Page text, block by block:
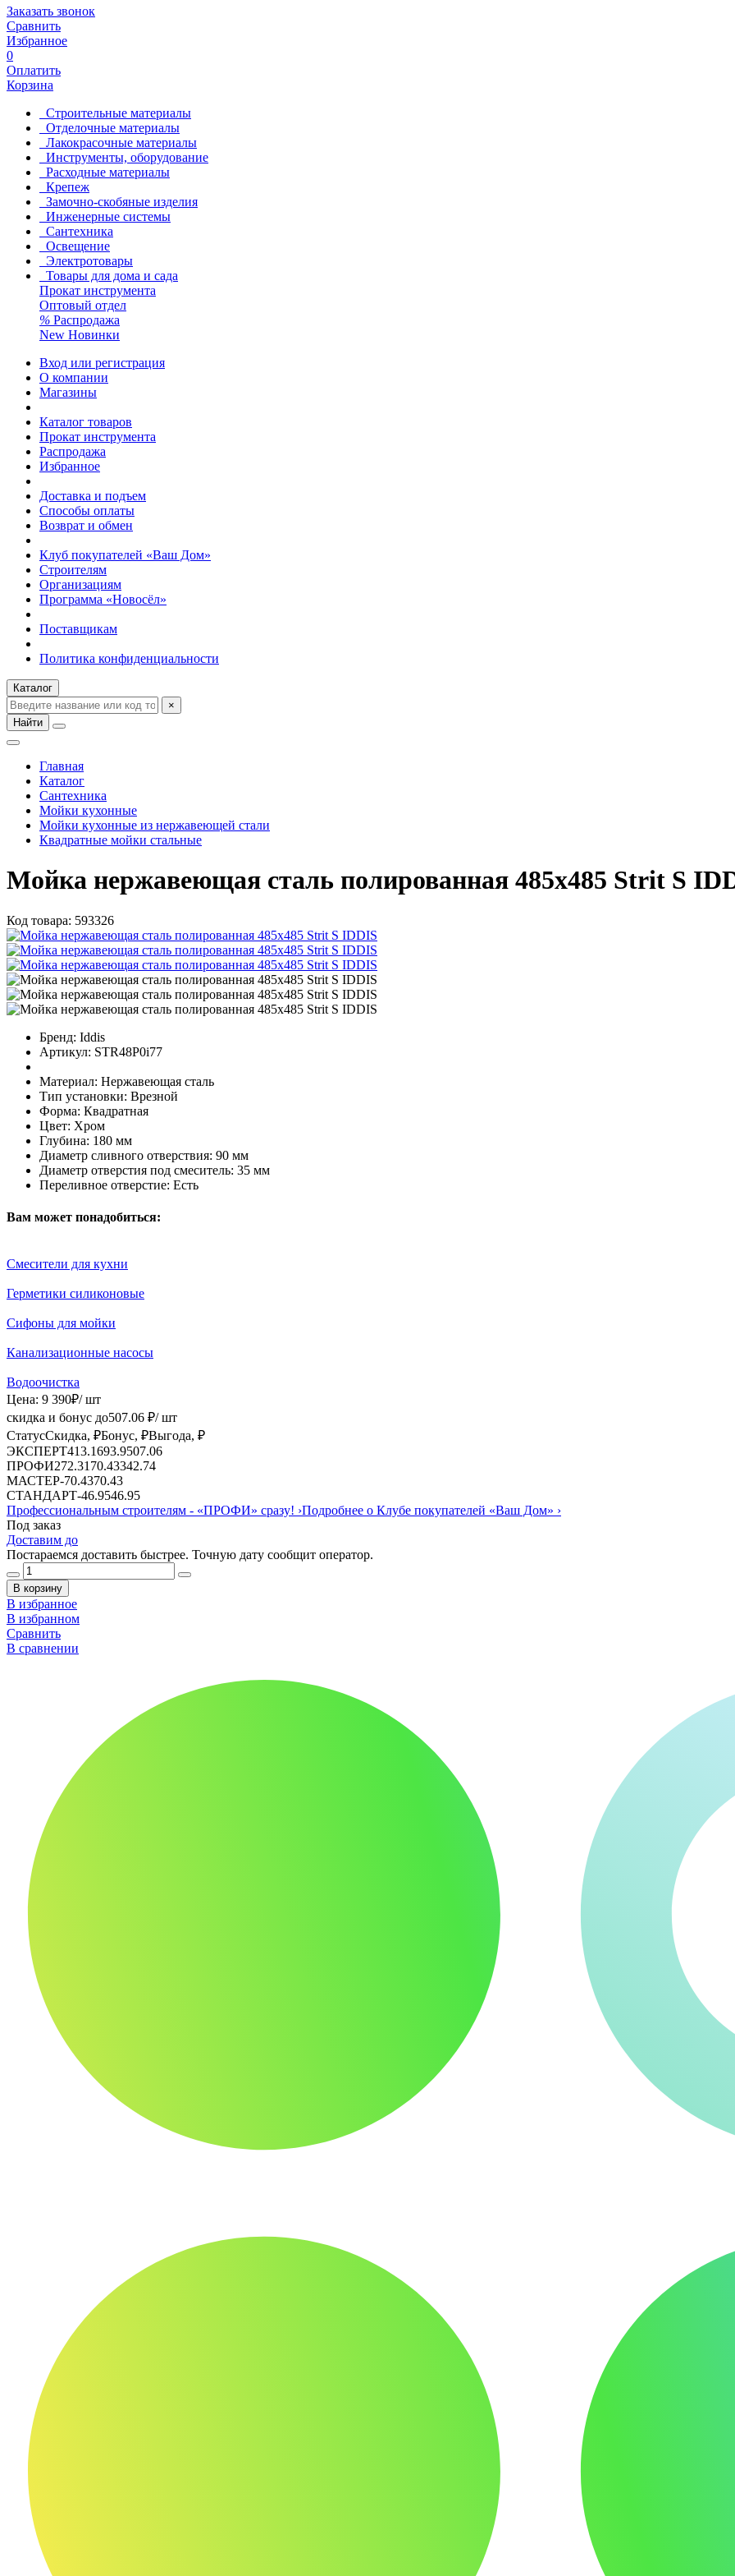
Заказать звонок
Сравнить
Избранное
0
Оплатить
Корзина
Строительные материалы
Отделочные материалы
Лакокрасочные материалы
Инструменты, оборудование
Расходные материалы
Крепеж
Замочно-скобяные изделия
Инженерные системы
Сантехника
Освещение
Электротовары
Товары для дома и сада
Прокат инструмента
Оптовый отдел
% Распродажа
New Новинки
Вход или регистрация
О компании
Магазины
Каталог товаров
Прокат инструмента
Распродажа
Избранное
Доставка и подъем
Способы оплаты
Возврат и обмен
Клуб покупателей «Ваш Дом»
Строителям
Организациям
Программа «Новосёл»
Поставщикам
Политика конфиденциальности
Каталог
×
Найти
Главная
Каталог
Сантехника
Мойки кухонные
Мойки кухонные из нержавеющей стали
Квадратные мойки стальные
Мойка нержавеющая сталь полированная 485х485 Strit S
Код товара: 593326
Бренд: Iddis
Артикул: STR48P0i77
Материал: Нержавеющая сталь
Тип установки: Врезной
Форма: Квадратная
Цвет: Хром
Глубина: 180 мм
Диаметр сливного отверствия: 90 мм
Диаметр отверстия под смеситель: 35 мм
Переливное отверстие: Есть
Вам может понадобиться:
Смесители для кухни
Герметики силиконовые
Сифоны для мойки
Канализационные насосы
Водоочистка
Цена: 9 390₽/ шт
скидка и бонус до507.06 ₽/ шт
СтатусСкидка, ₽Бонус, ₽Выгода, ₽
ЭКСПЕРТ413.1693.9507.06
ПРОФИ272.31 70.43342.74
МАСТЕР-70.4370.43
СТАНДАРТ-46.9546.95
Профессиональным строителям - «ПРОФИ» сразу! ›Подробнее о Клубе покупателей «Ваш Дом» ›
Под заказ
Доставим до
Постараемся доставить быстрее. Точную дату сообщит оператор.
В корзину
В избранное
В избранном
Сравнить
В сравнении